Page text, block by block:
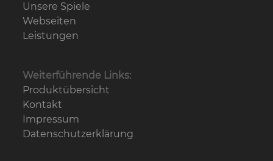
Unsere Spiele
Webseiten
Leistungen
Weiterführende Links:
Produktübersicht
Kontakt
Impressum
Datenschutz­erklärung